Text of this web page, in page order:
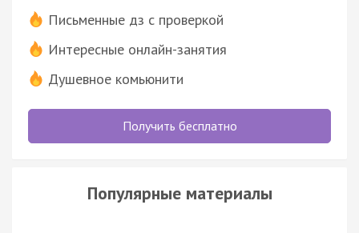
Письменные дз с проверкой
Интересные онлайн-занятия
Душевное комьюнити
Получить бесплатно
Популярные материалы